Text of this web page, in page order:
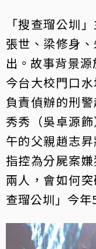
「搜查瑠公圳
張世、梁修身
出。故事背景
今台大校門口
負責偵辦的刑
秀秀（吳卓源
午的父親趙志
指控為分屍案
兩人，會如何
查瑠公圳」今年